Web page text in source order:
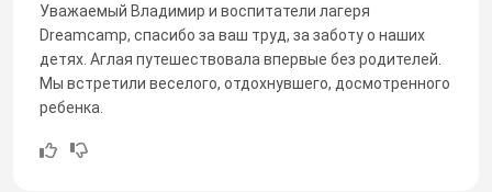
Уважаемый Владимир и воспитатели лагеря
Dreamcamp, спасибо за ваш труд, за заботу о наших
детях. Аглая путешествовала впервые без родителей.
Мы встретили веселого, отдохнувшего, досмотренного
ребенка.